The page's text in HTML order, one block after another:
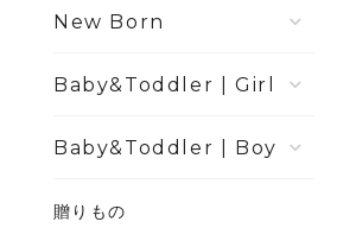
New Born
Girl
Boy
贈りもの